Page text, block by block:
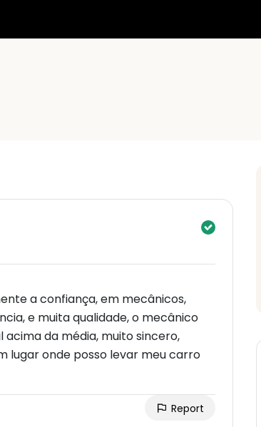
a confiança, em mecânicos,
e muita qualidade, o mecânico
acima da média, muito sincero,
lugar onde posso levar meu carro
Report